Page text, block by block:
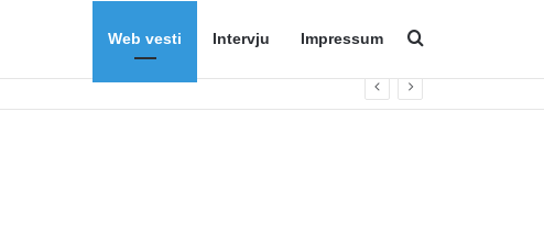
Web vesti Intervju Impressum